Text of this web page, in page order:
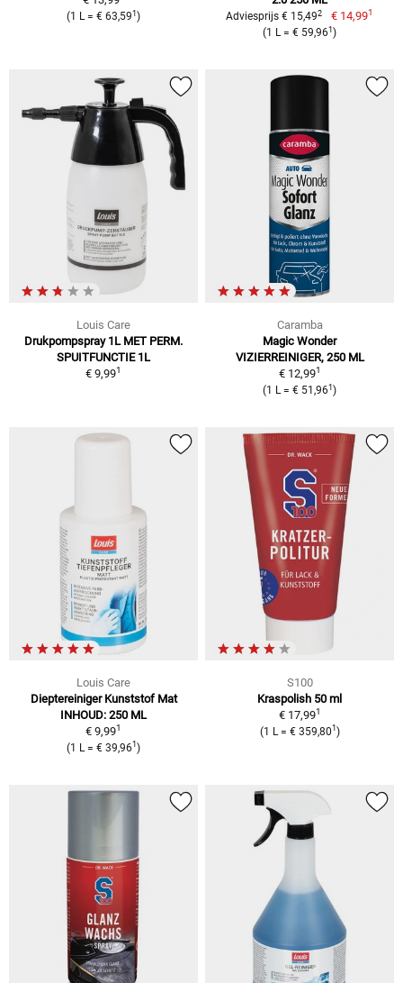
(1 L = € 63,591 ) Adviesprijs € 15,492 € 14,991
(1 L = € 59,961 )
Louis Care
Drukpompspray 1L MET PERM.
SPUITFUNCTIE 1L
€ 9,991
Caramba
Magic Wonder
VIZIERREINIGER, 250 ML
€ 12,991
(1 L = € 51,961 )
Louis Care
Dieptereiniger Kunststof Mat
INHOUD: 250 ML
€ 9,991
(1 L = € 39,961 )
S100
Kraspolish 50 ml
€ 17,991
(1 L = € 359,801 )